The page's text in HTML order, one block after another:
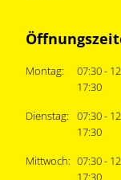
Montag:
07:30 -
17:30
Dienstag:
07:30 -
17:30
Mittwoch: 07:30 -
17:30